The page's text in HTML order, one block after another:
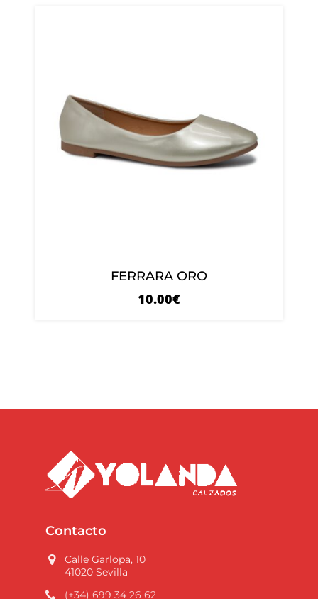
FERRARA ORO
10.00€
Contacto
Calle Garlopa, 10
41020 Sevilla
(+34) 699 34 26 62